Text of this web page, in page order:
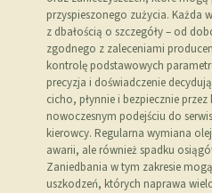
przyspieszonego zużycia. Każda
z dbałością o szczegóły – od
zgodnego z zaleceniami
kontrolę podstawowych
precyzja i doświadczenie
cicho, płynnie i bezpiecznie
nowoczesnym podejściu do
kierowcy. Regularna wymiana
awarii, ale również spadku
Zaniedbania w tym zakresie
uszkodzeń, których naprawa